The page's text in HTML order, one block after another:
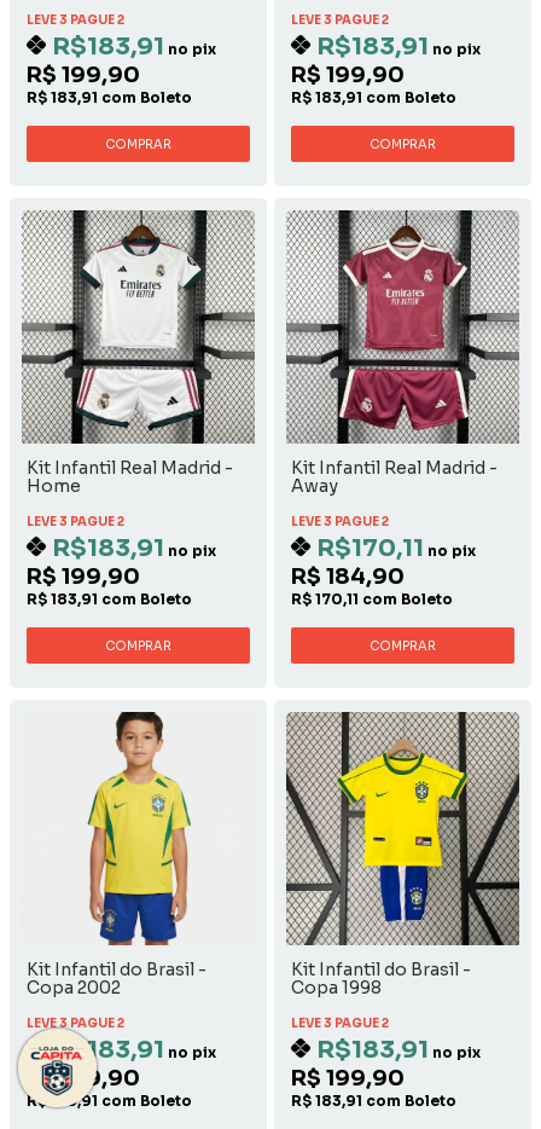
LEVE 3 PAGUE 2
R$183,91 no pix
R$ 199,90
R$ 183,91 com Boleto
COMPRAR
LEVE 3 PAGUE 2
R$183,91 no pix
R$ 199,90
R$ 183,91 com Boleto
COMPRAR
Kit Infantil Real Madrid -
Home
LEVE 3 PAGUE 2
R$183,91 no pix
R$ 199,90
R$ 183,91 com Boleto
COMPRAR
Kit Infantil Real Madrid -
Away
LEVE 3 PAGUE 2
R$170,11 no pix
R$ 184,90
R$ 170,11 com Boleto
COMPRAR
Kit Infantil do Brasil -
Copa 2002
LEVE 3 PAGUE 2
R$183,91 no pix
R$ 199,90
R$ 183,91 com Boleto
Kit Infantil do Brasil -
Copa 1998
LEVE 3 PAGUE 2
R$183,91 no pix
R$ 199,90
R$ 183,91 com Boleto